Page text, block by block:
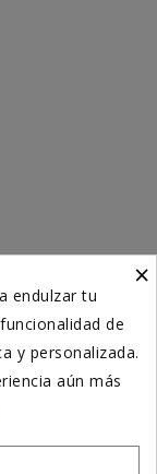
×
endulzar tu
de
y personalizada.
aún más